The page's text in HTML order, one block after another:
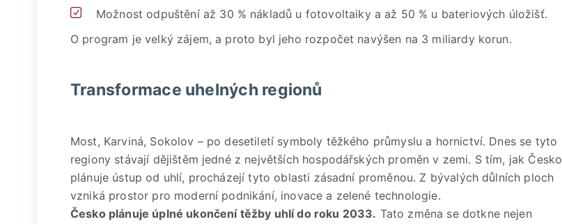
Možnost odpuštění až 30 % nákladů u fotovoltaiky a až 50 % u bateriových úložišť.
O program je velký zájem, a proto byl jeho rozpočet navýšen na 3 miliardy korun.
Transformace uhelných regionů
Most, Karviná, Sokolov – po desetiletí symboly těžkého průmyslu a hornictví. Dnes se tyto
regiony stávají dějištěm jedné z největších hospodářských proměn v zemi. S tím, jak Česko
plánuje ústup od uhlí, procházejí tyto oblasti zásadní proměnou. Z bývalých důlních ploch
vzniká prostor pro moderní podnikání, inovace a zelené technologie.
Česko plánuje úplné ukončení těžby uhlí do roku 2033. Tato změna se dotkne nejen